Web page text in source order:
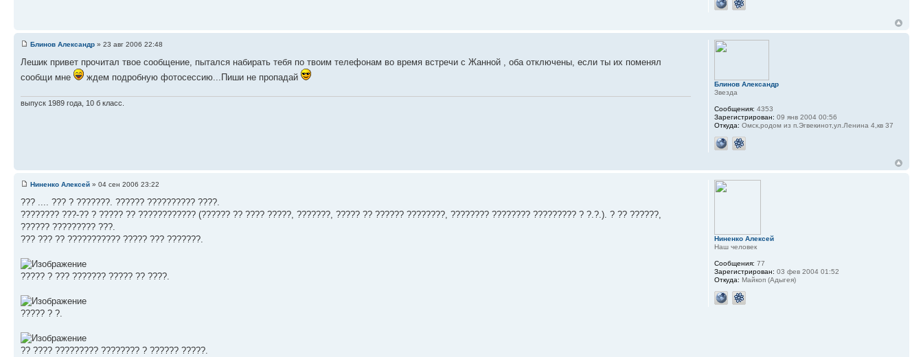
Блинов Александр » 23 авг 2006 22:48
Лешик привет прочитал твое сообщение, пытался набирать тебя по твоим телефонам во время встречи с Жанной , оба отключены, если ты их поменял
сообщи мне
ждем подробную фотосессию...Пиши не пропадай
выпуск 1989 года, 10 б класс.
Блинов Александр
Звезда
Сообщения: 4353
Зарегистрирован: 09 янв 2004 00:56
Откуда: Омск,родом из п.Эгвекинот,ул.Ленина 4,кв 37
Ниненко Алексей » 04 сен 2006 23:22
??? .... ??? ? ???????. ?????? ?????????? ????.
???????? ???-?? ? ????? ?? ???????????? (?????? ?? ???? ?????, ???????, ????? ?? ?????? ????????, ???????? ???????? ????????? ? ?.?.). ? ?? ??????,
?????? ????????? ???.
??? ??? ?? ??????????? ????? ??? ???????.
????? ? ??? ??????? ????? ?? ????.
????? ? ?.
?? ???? ????????? ???????? ? ?????? ?????.
Ниненко Алексей
Наш человек
Сообщения: 77
Зарегистрирован: 03 фев 2004 01:52
Откуда: Майкоп (Адыгея)